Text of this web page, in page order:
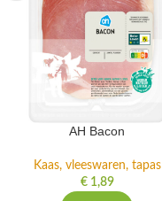
AH Bacon
Kaas, vleeswaren, tapas
€1,89